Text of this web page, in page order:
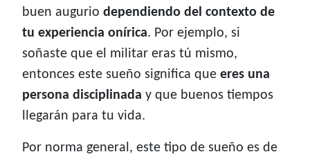
buen augurio dependiendo del contexto de
tu experiencia onírica. Por ejemplo, si
soñaste que el militar eras tú mismo,
entonces este sueño significa que eres una
persona disciplinada y que buenos tiempos
llegarán para tu vida.
Por norma general, este tipo de sueño es de